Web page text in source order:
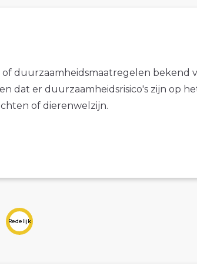
of duurzaamheidsmaatregelen bekend
dat er duurzaamheidsrisico's zijn op
of dierenwelzijn.
Redelijk